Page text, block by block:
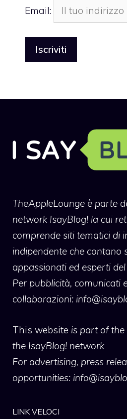
Email:
TheAppleLounge è parte
network IsayBlog! la cui
comprende siti tematici di
indipendente che contano
appassionati ed esperti
Per pubblicità, comunicati
collaborazioni:
This website is part of the
the IsayBlog! network
For advertising, press
opportunities:
LINK VELOCI